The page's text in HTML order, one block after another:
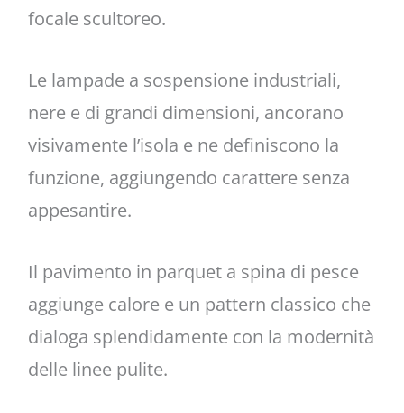
focale scultoreo.
Le lampade a sospensione industriali,
nere e di grandi dimensioni, ancorano
visivamente l’isola e ne definiscono la
funzione, aggiungendo carattere senza
appesantire.
Il pavimento in parquet a spina di pesce
aggiunge calore e un pattern classico che
dialoga splendidamente con la modernità
delle linee pulite.